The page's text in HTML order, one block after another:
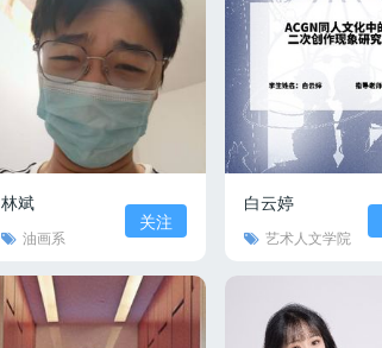
林斌
油画系
关注
白云婷
艺术人文学院